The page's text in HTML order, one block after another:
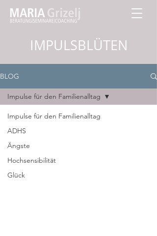
IMPULSBLÜTEN
BLOG
Impulse für den Familienalltag
ADHS
Ängste
Hochsensibilität
Glück
Impulse für den Familienalltag